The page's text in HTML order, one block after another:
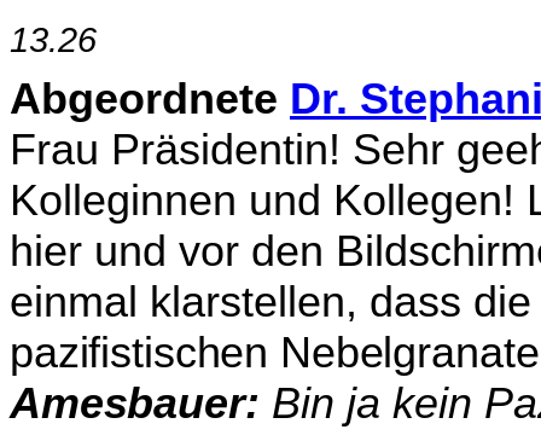
13.26
Abgeordnete Dr.
Frau Präsidentin! Sehr
Kolleginnen und Kollegen!
hier und vor den
einmal klarstellen, dass
pazifistischen
Ames­bauer: Bin ja kein